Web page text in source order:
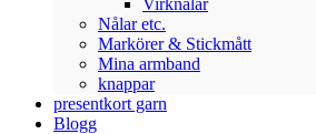
Virknålar
Nålar etc.
Markörer & Stickmått
Mina armband
knappar
presentkort garn
Blogg